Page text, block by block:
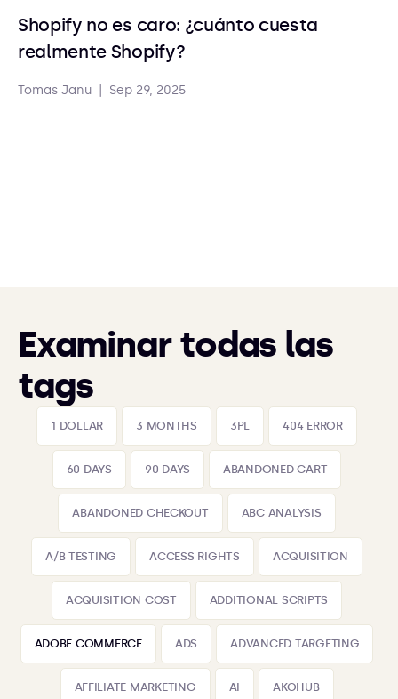
Shopify no es caro: ¿cuánto cuesta
realmente Shopify?
Tomas Janu Sep 29, 2025
Examinar todas las
tags
1 DOLLAR 3 MONTHS 3PL 404 ERROR
60 DAYS 90 DAYS ABANDONED CART
ABANDONED CHECKOUT ABC ANALYSIS
A/B TESTING ACCESS RIGHTS ACQUISITION
ACQUISITION COST ADDITIONAL SCRIPTS
ADOBE COMMERCE ADS ADVANCED TARGETING
AFFILIATE MARKETING AI AKOHUB